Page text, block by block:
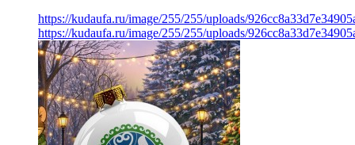
https://kudaufa.ru/image/255/255/uploads/
https://kudaufa.ru/image/255/255/uploads/